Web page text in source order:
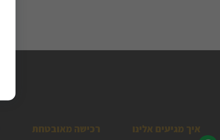
איך מגיעים אלינו רכישה מאובטחת